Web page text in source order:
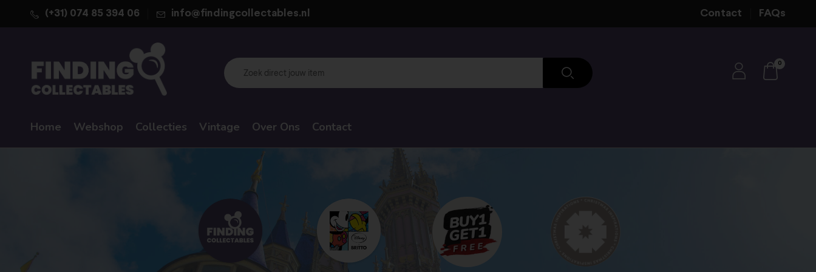
(+31) 074 85 394 06 info@findingcollectables.nl Contact FAQs
0
Home Webshop Collecties Vintage Over Ons Contact